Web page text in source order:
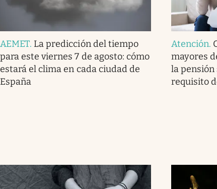
AEMET. La predicción del tiempo
para este viernes 7 de agosto: cómo
estará el clima en cada ciudad de
España
Atención.
mayores
la
requisito